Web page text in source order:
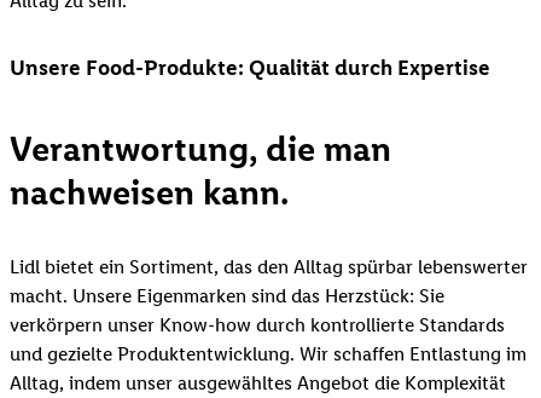
Unsere Food-Produkte: Qualität durch Expertise
Verantwortung, die man
nachweisen kann.
Lidl bietet ein Sortiment, das den Alltag spürbar lebenswerter
macht. Unsere Eigenmarken sind das Herzstück: Sie
verkörpern unser Know-how durch kontrollierte Standards
und gezielte Produktentwicklung. Wir schaffen Entlastung im
Alltag, indem unser ausgewähltes Angebot die Komplexität